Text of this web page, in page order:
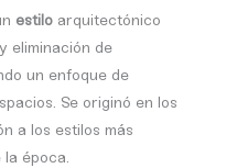
estilo arquitectónico
eliminación de
un enfoque de
Se originó en los
a los estilos más
época.